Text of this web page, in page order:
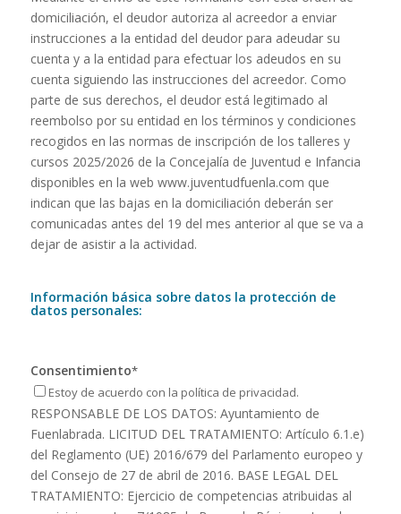
domiciliación, el deudor autoriza al acreedor a enviar
instrucciones a la entidad del deudor para adeudar su
cuenta y a la entidad para efectuar los adeudos en su
cuenta siguiendo las instrucciones del acreedor. Como
parte de sus derechos, el deudor está legitimado al
reembolso por su entidad en los términos y condiciones
recogidos en las normas de inscripción de los talleres y
cursos 2025/2026 de la Concejalía de Juventud e Infancia
disponibles en la web www.juventudfuenla.com que
indican que las bajas en la domiciliación deberán ser
comunicadas antes del 19 del mes anterior al que se va a
dejar de asistir a la actividad.
Información básica sobre datos la protección de
datos personales:
Consentimiento*
Estoy de acuerdo con la política de privacidad.
RESPONSABLE DE LOS DATOS: Ayuntamiento de
Fuenlabrada. LICITUD DEL TRATAMIENTO: Artículo 6.1.e)
del Reglamento (UE) 2016/679 del Parlamento europeo y
del Consejo de 27 de abril de 2016. BASE LEGAL DEL
TRATAMIENTO: Ejercicio de competencias atribuidas al